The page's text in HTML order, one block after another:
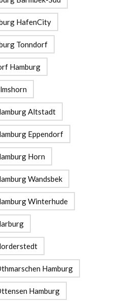
HafenCity
Tonndorf
Hamburg
Altstadt
Eppendorf
Horn
Wandsbek
Winterhude
Hamburg
Hamburg